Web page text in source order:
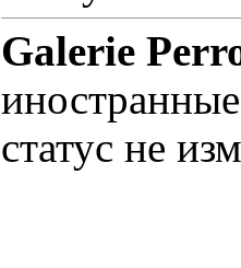
Galerie
статус не